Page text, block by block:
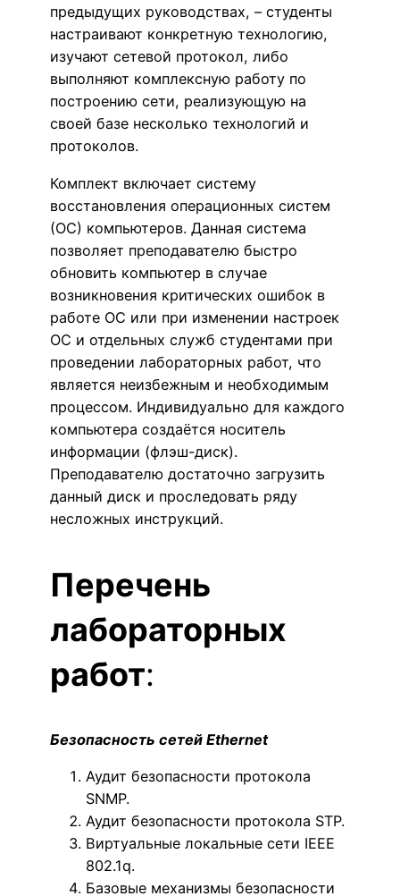
предыдущих руководствах, – студенты
настраивают конкретную технологию,
изучают сетевой протокол, либо
выполняют комплексную работу по
построению сети, реализующую на
своей базе несколько технологий и
протоколов.
Комплект включает систему
восстановления операционных систем
(ОС) компьютеров. Данная система
позволяет преподавателю быстро
обновить компьютер в случае
возникновения критических ошибок в
работе ОС или при изменении настроек
ОС и отдельных служб студентами при
проведении лабораторных работ, что
является неизбежным и необходимым
процессом. Индивидуально для каждого
компьютера создаётся носитель
информации (флэш-диск).
Преподавателю достаточно загрузить
данный диск и проследовать ряду
несложных инструкций.
Перечень
лабораторных
работ:
Безопасность сетей Ethernet
Аудит безопасности протокола
SNMP.
Аудит безопасности протокола STP.
Виртуальные локальные сети IEEE
802.1q.
Базовые механизмы безопасности